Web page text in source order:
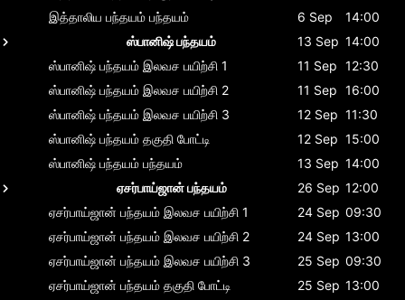
இத்தாலிய பந்தயம் பந்தயம் 6 Sep
14:00
ஸ்பானிஷ் பந்தயம்
13 Sep 14:00
ஸ்பானிஷ் பந்தயம் இலவச பயிற்சி 1 11 Sep 12:30
ஸ்பானிஷ் பந்தயம் இலவச பயிற்சி 2 11 Sep 16:00
ஸ்பானிஷ் பந்தயம் இலவச பயிற்சி 3 12 Sep 11:30
ஸ்பானிஷ் பந்தயம் தகுதி போட்டி 12 Sep 15:00
ஸ்பானிஷ் பந்தயம் பந்தயம் 13 Sep 14:00
ஏசர்பாய்ஜான் பந்தயம்
26 Sep 12:00
ஏசர்பாய்ஜான் பந்தயம் இலவச பயிற்சி 1 24 Sep 09:30
ஏசர்பாய்ஜான் பந்தயம் இலவச பயிற்சி 2 24 Sep 13:00
ஏசர்பாய்ஜான் பந்தயம் இலவச பயிற்சி 3 25 Sep 09:30
ஏசர்பாய்ஜான் பந்தயம் தகுதி போட்டி 25 Sep 13:00